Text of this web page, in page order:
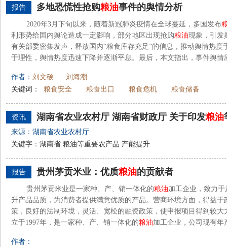
报告 多地恐慌性抢购粮油事件的舆情分析
2020年3月下旬以来，随着新冠肺炎疫情在全球蔓延，多国发布
利形势给国内舆论造成一定影响，部分地区出现抢购粮油现象，引发
有关部委密集发声，释放国内“粮食库存充足”的信息，推动舆情热
于理性，舆情热度迅速下降并逐渐平息。最后，本文指出，事件舆情
作者： 刘文硕
刘海潮
关键词：
粮食安全 粮食出口 粮食危机 粮食储备
资讯 湖南省农业农村厅 湖南省财政厅 关于印发粮油
来源：湖南省农业农村厅
关键字：湖南省 粮油等重要农产品 产能提升
报告 贵州茅贡米业：优质粮油的贡献者
贵州茅贡米业是一家种、产、销一体化的粮油加工企业，致力
升产品品质，为消费者提供满意优质的产品。营商环境方面，得益
策，良好的法制环境，灵活、宽松的融资政策，使申报项目得到较
立于1997年，是一家种、产、销一体化的粮油加工企业，公司现有年
作者：